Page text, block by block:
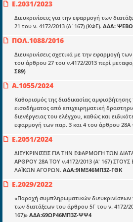
Ε.2031/2023
Διευκρινίσεις για την εφαρμογή των
21 του ν. 4172/2013 (Α΄167) (ΚΦΕ). ΑΔΑ:
ΠΟΛ.1088/2016
Διευκρινίσεις σχετικά με την εφαρμογή
του άρθρου 27 του ν.4172/2013 περί
Σ89)
Α.1055/2024
Καθορισμός της διαδικασίας
εισοδήματος από επιχειρηματική
διενέργειας του ελέγχου, καθώς και
εφαρμογή των παρ. 3 και 4 του άρθρου 28Α
Ε.2051/2024
ΔΙΕΥΚΡΙΝΙΣΕΙΣ ΓΙΑ ΤΗΝ ΕΦΑΡΜΟΓΗ ΤΩΝ
ΑΡΘΡΟΥ 28Α ΤΟΥ ν.4172/2013 (Α' 167)
ΛΑΪΚΩΝ ΑΓΟΡΩΝ. ΑΔΑ:9ΙΜΞ46ΜΠ3Ζ-ΓΘΚ
Ε.2029/2022
«Παροχή συμπληρωματικών
των διατάξεων του άρθρου 5Γ του ν. 4172/
167)» ΑΔΑ:69ΩΡ46ΜΠ3Ζ-ΨΨ4
mydocmangr@gmail.com
Docman.gr
Ποιοί είμαστε;
Μια πολυετής εθελοντική προσπάθεια που
μετατράπηκε σε επιχειρηματική οντότητα
E-book
Οδηγοί εκκαθάρισης
Νόμοι και προεδρικά διατάγματα
Υπουργικές αποφάσεις